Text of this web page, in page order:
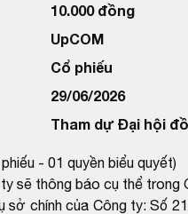
10.000 đồng
UpCOM
Cổ phiếu
29/06/2026
Tham dự Đại hội
- 01 quyền biểu quyết)
sẽ thông báo cụ thể trong
chính của Công ty: Số